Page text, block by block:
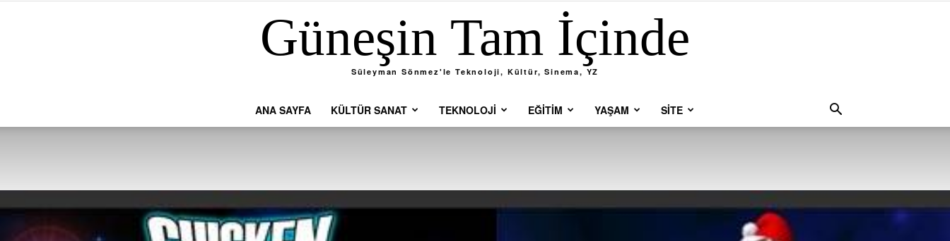
Güneşin Tam İçinde
Süleyman Sönmez'le Teknoloji, Kültür, Sinema, YZ
ANA SAYFA KÜLTÜR SANAT TEKNOLOJI EĞITIM YAŞAM SİTE